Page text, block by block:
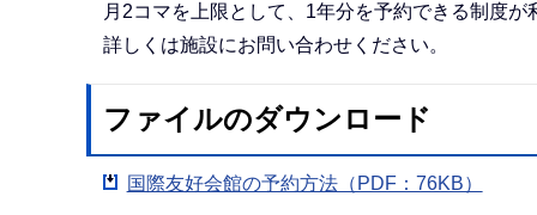
月2コマを上限として、1年分を予約できる制度
詳しくは施設にお問い合わせください。
ファイルのダウンロード
国際友好会館の予約方法（PDF：76KB）